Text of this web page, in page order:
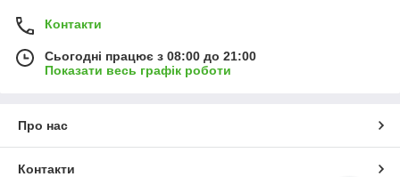
Контакти
Сьогодні працює з 08:00 до 21:00
Показати весь графік роботи
Про нас
Контакти